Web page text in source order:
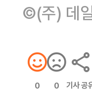
©(주) 데
0 0 기사 공